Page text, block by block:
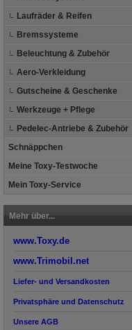
Laufräder & Reifen
Bremssysteme
Beleuchtung & Zubehör
Aero-Verkleidung
Gutscheine & Geschenke
Werkzeuge + Pflege
Pedelec-Antriebe & Zubehör
Schnäppchen
Meine Toxy-Testwoche
Mein Toxy-Service
Mehr über...
www.Toxy.de
www.Trimobil.net
Liefer- und Versandkosten
Privatsphäre und Datenschutz
Unsere AGB